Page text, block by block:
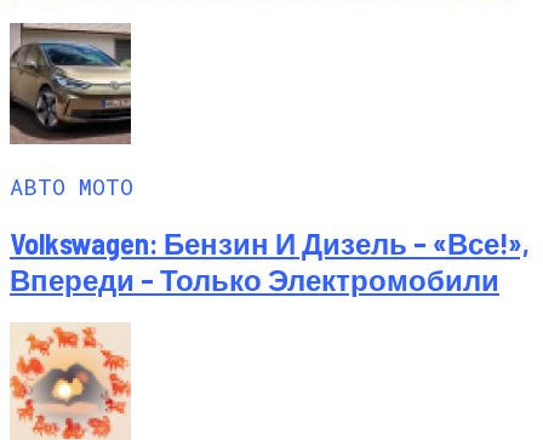
АВТО МОТО
Volkswagen: Бензин И Дизель – «все!»,
Впереди – Только Электромобили